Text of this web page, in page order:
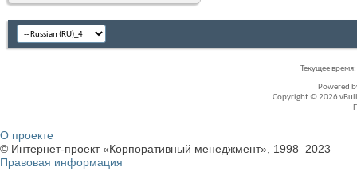
Текущее время:
Powered
Copyright © 2026
О проекте
© Интернет-проект «Корпоративный менеджмент», 1998–2023
Правовая информация